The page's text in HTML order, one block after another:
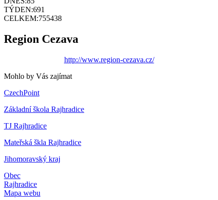
TÝDEN:691
CELKEM:755438
Region Cezava
http://www.region-cezava.cz/
Mohlo by Vás zajímat
CzechPoint
Základní škola Rajhradice
TJ Rajhradice
Mateřská škla Rajhradice
Jihomoravský kraj
Obec
Rajhradice
Mapa webu